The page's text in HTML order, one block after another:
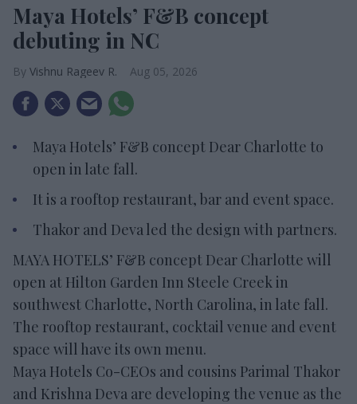
Maya Hotels’ F&B concept
debuting in NC
Vishnu Rageev R. Aug 05, 2026
Maya Hotels’ F&B concept Dear Charlotte to
open in late fall.
It is a rooftop restaurant, bar and event space.
Thakor and Deva led the design with partners.
MAYA HOTELS’ F&B concept Dear Charlotte will
open at Hilton Garden Inn Steele Creek in
southwest Charlotte, North Carolina, in late fall.
The rooftop restaurant, cocktail venue and event
space will have its own menu.
Maya Hotels Co-CEOs and cousins Parimal Thakor
and Krishna Deva are developing the venue as the